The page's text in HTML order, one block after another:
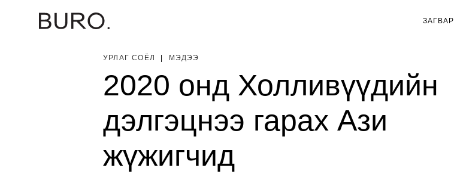
ЗАГВАР
УРЛАГ СОЁЛ МЭДЭЭ
2020 онд Холливүүдийн
дэлгэцнээ гарах Ази
жүжигчид